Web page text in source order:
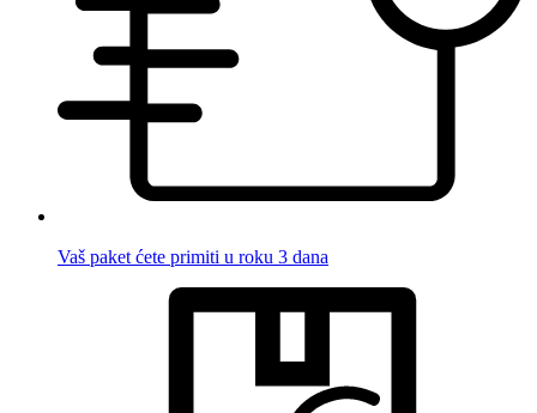
Vaš paket ćete primiti u roku 3 dana